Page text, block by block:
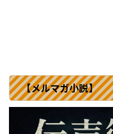
【メルマガ小説】